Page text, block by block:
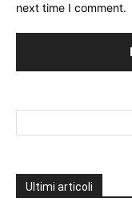
next time I comment.
Ultimi articoli